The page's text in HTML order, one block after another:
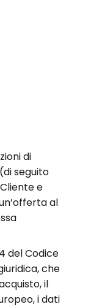
di
seguito
e
al
del Codice
che
,il
, i dati